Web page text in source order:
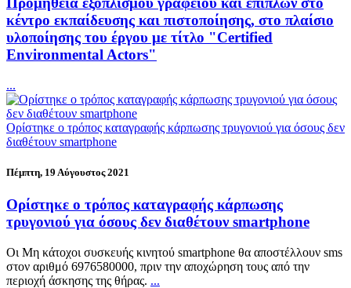
κέντρο εκπαίδευσης και πιστοποίησης, στο πλαίσιο
υλοποίησης του έργου με τίτλο "Certified
Environmental Actors"
...
Ορίστηκε ο τρόπος καταγραφής κάρπωσης τρυγονιού για όσους δεν
διαθέτουν smartphone
Πέμπτη, 19 Αύγουστος 2021
Ορίστηκε ο τρόπος καταγραφής κάρπωσης
τρυγονιού για όσους δεν διαθέτουν smartphone
Οι Μη κάτοχοι συσκευής κινητού smartphone θα αποστέλλουν sms
στον αριθμό 6976580000, πριν την αποχώρηση τους από την
περιοχή άσκησης της θήρας. ...